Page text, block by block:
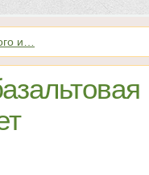
и…